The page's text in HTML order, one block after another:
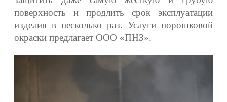
поверхность и продлить срок эксплуатации
изделия в несколько раз. Услуги порошковой
окраски предлагает ООО «ПНЗ».